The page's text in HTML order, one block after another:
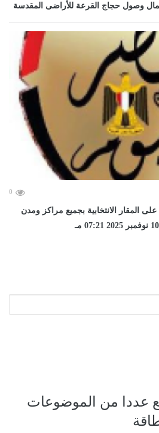
وصول حجاج القرعة للأراضى المقدسة
0
على المقار الانتخابية بجميع مراكز ومدن
عددا من الموضوعات